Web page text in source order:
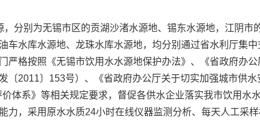
别为无锡市区的贡湖沙渚水源地、锡东水源地，江阴市
水库水源地、龙珠水库水源地，均分别通过省水利厅集中
严格按照《无锡市饮用水水源地保护办法》、《省政府办
〔2011〕153号）、《省政府办公厅关于切实加强城市供
体系》等相关规定要求，督促各供水企业落实我市饮用水
力，采用原水水质24小时在线仪器监测分析、每天人工采